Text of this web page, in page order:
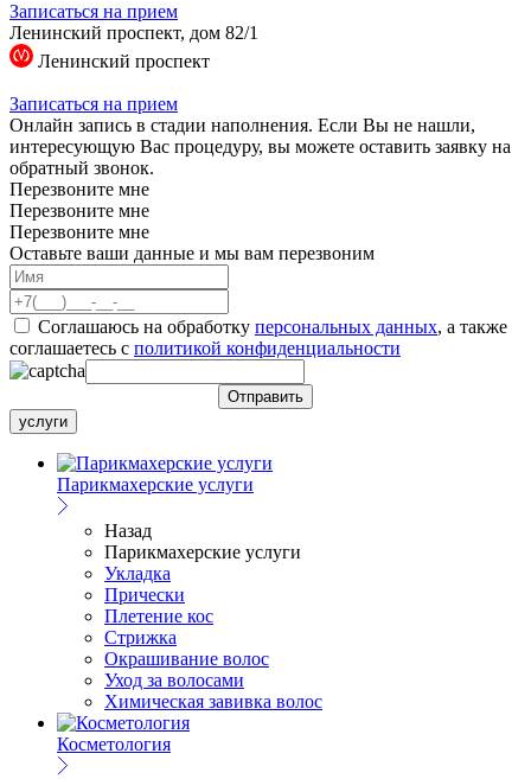
Записаться на прием
Ленинский проспект, дом 82/1
Ленинский проспект
Записаться на прием
Онлайн запись в стадии наполнения. Если Вы не нашли,
интересующую Вас процедуру, вы можете оставить заявку на
обратный звонок.
Перезвоните мне
Перезвоните мне
Перезвоните мне
Оставьте ваши данные и мы вам перезвоним
Соглашаюсь на обработку персональных данных, а также
соглашаетесь c политикой конфиденциальности
услуги
Парикмахерские услуги
Назад
Парикмахерские услуги
Укладка
Прически
Плетение кос
Стрижка
Окрашивание волос
Уход за волосами
Химическая завивка волос
Косметология